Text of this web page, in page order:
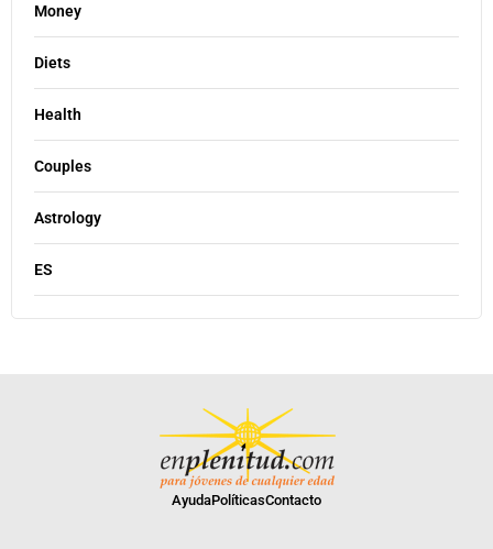
Money
Diets
Health
Couples
Astrology
ES
AyudaPolíticasContacto